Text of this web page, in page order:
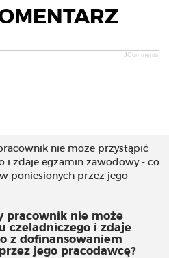
JComments
pracownik nie może
czeladniczego i zdaje
z dofinansowaniem
jego pracodawcę?